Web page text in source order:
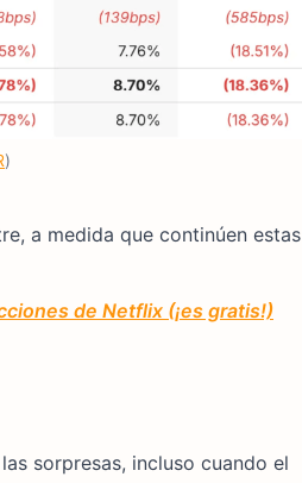
)
a medida que continúen estas
de Netflix (¡es gratis!)
sorpresas, incluso cuando el